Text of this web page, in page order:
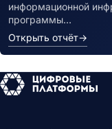
информационной
программы…
Открыть отчёт→